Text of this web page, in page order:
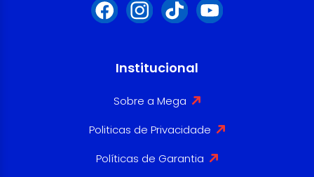
Institucional
Sobre a Mega
Politicas de Privacidade
Políticas de Garantia